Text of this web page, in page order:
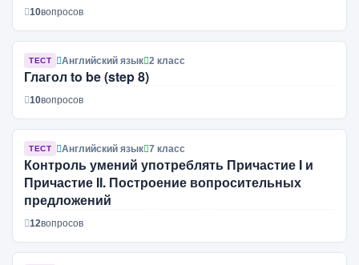
10вопросов
ТЕСТ Английский язык 2 класс
Глагол to be (step 8)
10вопросов
ТЕСТ Английский язык 7 класс
Контроль умений употреблять Причастие I и
Причастие II. Построение вопросительных
предложений
12вопросов